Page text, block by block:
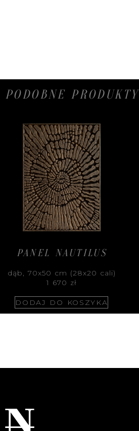
PODOBNE PRODUKTY
PANEL NAUTILUS
dąb, 70x50 cm (28x20 cali)
1 670 zł
DODAJ DO KOSZYKA